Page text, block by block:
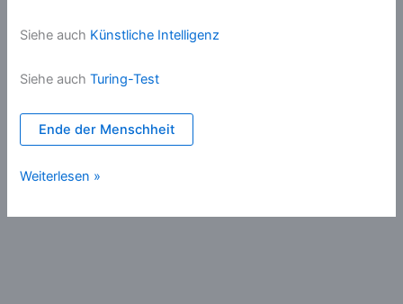
Siehe auch Künstliche Intelligenz
Siehe auchTuring-Test
Ende der Menschheit
Technologische
Weiterlesen »